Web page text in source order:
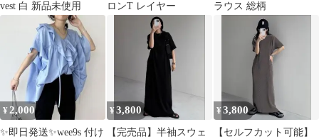
vest 白 新品未使用
ロンT レイヤー
ラウス 総柄
¥2,000
✨即日発送✨wee9s 付け
¥3,800
【完売品】半袖スウェ
¥3,800
【セルフカット可能】